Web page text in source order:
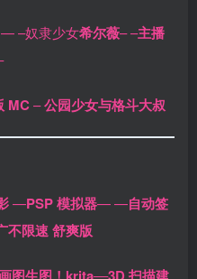
—–奴隶少女希尔薇––主播
MC–公园少女与格斗大叔
—PSP 模拟器——自动签
不限速 舒爽版
––